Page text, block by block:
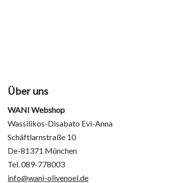
Über uns
WANI Webshop
Wassilikos-Disabato Evi-Anna
Schäftlarnstraße 10
De-81371 München
Tel. 089-778003
info@wani-olivenoel.de